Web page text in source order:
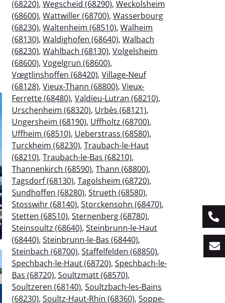
(68220), Wegscheid (68290), Weckolsheim
(68600), Wattwiller (68700), Wasserbourg
(68230), Waltenheim (68510), Walheim
(68130), Waldighofen (68640), Walbach
(68230), Wahlbach (68130), Volgelsheim
(68600), Vogelgrun (68600),
Vœgtlinshoffen (68420), Village-Neuf
(68128), Vieux-Thann (68800), Vieux-
Ferrette (68480), Valdieu-Lutran (68210),
Urschenheim (68320), Urbès (68121),
Ungersheim (68190), Uffholtz (68700),
Uffheim (68510), Ueberstrass (68580),
Turckheim (68230), Traubach-le-Haut
(68210), Traubach-le-Bas (68210),
Thannenkirch (68590), Thann (68800),
Tagsdorf (68130), Tagolsheim (68720),
Sundhoffen (68280), Strueth (68580),
Stosswihr (68140), Storckensohn (68470),
Stetten (68510), Sternenberg (68780),
Steinsoultz (68640), Steinbrunn-le-Haut
(68440), Steinbrunn-le-Bas (68440),
Steinbach (68700), Staffelfelden (68850),
Spechbach-le-Haut (68720), Spechbach-le-
Bas (68720), Soultzmatt (68570),
Soultzeren (68140), Soultzbach-les-Bains
(68230), Soultz-Haut-Rhin (68360), Soppe-